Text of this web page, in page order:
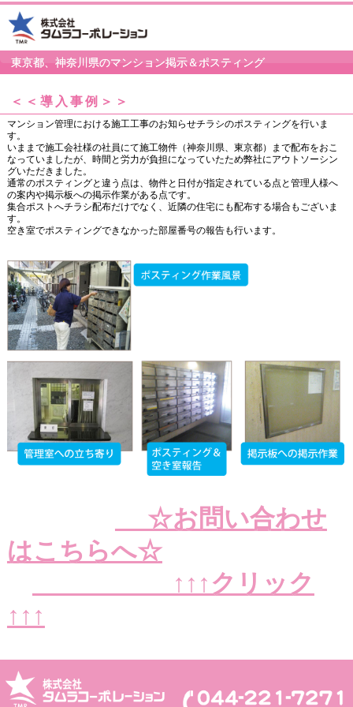
東京都、神奈川県のマンション掲示＆ポスティング
＜＜導入事例＞＞
マンション管理における施工工事のお知らせチラシのポスティングを行いま
す。
いままで施工会社様の社員にて施工物件（神奈川県、東京都）まで配布をおこ
なっていましたが、時間と労力が負担になっていたため弊社にアウトソーシン
グいただきました。
通常のポスティングと違う点は、物件と日付が指定されている点と管理人様へ
の案内や掲示板への掲示作業がある点です。
集合ポストへチラシ配布だけでなく、近隣の住宅にも配布する場合もございま
す。
空き室でポスティングできなかった部屋番号の報告も行います。
☆お問い合わせ
はこちらへ☆
↑↑↑クリック
↑↑↑